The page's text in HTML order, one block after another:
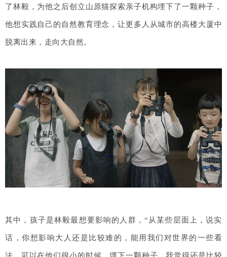
了林毅，为他之后创立山原猫探索亲子机构埋下了一颗种子，
他想实践自己的自然教育理念，让更多人从城市的高楼大厦中
脱离出来，走向大自然。
其中，孩子是林毅最想要影响的人群，“从某些层面上，说实
话，你想影响大人还是比较难的，能用我们对世界的一些看